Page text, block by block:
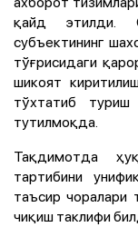
қайд этилди.
субъектининг
тўғрисидаги
шикоят
тўхтатиб
тутилмоқда.
Тақдимотда
тартибини
таъсир чоралари
чиқиш таклифи